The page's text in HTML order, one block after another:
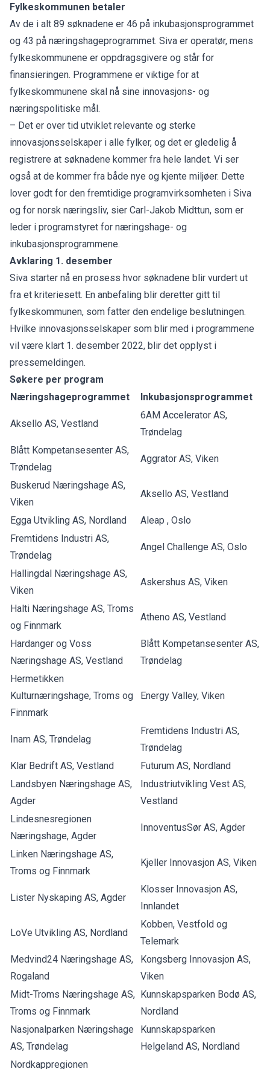
Fylkeskommunen betaler
Av de i alt 89 søknadene er 46 på inkubasjonsprogrammet
og 43 på næringshageprogrammet. Siva er operatør, mens
fylkeskommunene er oppdragsgivere og står for
finansieringen. Programmene er viktige for at
fylkeskommunene skal nå sine innovasjons- og
næringspolitiske mål.
– Det er over tid utviklet relevante og sterke
innovasjonsselskaper i alle fylker, og det er gledelig å
registrere at søknadene kommer fra hele landet. Vi ser
også at de kommer fra både nye og kjente miljøer. Dette
lover godt for den fremtidige programvirksomheten i Siva
og for norsk næringsliv, sier Carl-Jakob Midttun, som er
leder i programstyret for næringshage- og
inkubasjonsprogrammene.
Avklaring 1. desember
Siva starter nå en prosess hvor søknadene blir vurdert ut
fra et kriteriesett. En anbefaling blir deretter gitt til
fylkeskommunen, som fatter den endelige beslutningen.
Hvilke innovasjonsselskaper som blir med i programmene
vil være klart 1. desember 2022, blir det opplyst i
pressemeldingen.
Søkere per program
Næringshageprogrammet
Inkubasjonsprogrammet
Aksello AS, Vestland
6AM Accelerator AS,
Trøndelag
Blått Kompetansesenter AS,
Trøndelag
Aggrator AS, Viken
Buskerud Næringshage AS,
Viken
Aksello AS, Vestland
Egga Utvikling AS, Nordland
Aleap , Oslo
Fremtidens Industri AS,
Trøndelag
Angel Challenge AS, Oslo
Hallingdal Næringshage AS,
Viken
Askershus AS, Viken
Halti Næringshage AS, Troms
og Finnmark
Atheno AS, Vestland
Hardanger og Voss
Næringshage AS, Vestland
Blått Kompetansesenter AS,
Trøndelag
Hermetikken
Kulturnæringshage, Troms og
Finnmark
Energy Valley, Viken
Inam AS, Trøndelag
Fremtidens Industri AS,
Trøndelag
Klar Bedrift AS, Vestland
Futurum AS, Nordland
Landsbyen Næringshage AS,
Agder
Industriutvikling Vest AS,
Vestland
Lindesnesregionen
Næringshage, Agder
InnoventusSør AS, Agder
Linken Næringshage AS,
Troms og Finnmark
Kjeller Innovasjon AS, Viken
Lister Nyskaping AS, Agder
Klosser Innovasjon AS,
Innlandet
LoVe Utvikling AS, Nordland
Kobben, Vestfold og
Telemark
Medvind24 Næringshage AS,
Rogaland
Kongsberg Innovasjon AS,
Viken
Midt-Troms Næringshage AS,
Troms og Finnmark
Kunnskapsparken Bodø AS,
Nordland
Nasjonalparken Næringshage
AS, Trøndelag
Kunnskapsparken
Helgeland AS, Nordland
Nordkappregionen